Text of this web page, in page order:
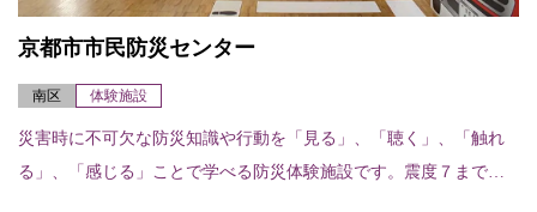
京都市市民防災センター
南区 体験施設
災害時に不可欠な防災知識や行動を「見る」、「聴く」、「触れ
る」、「感じる」ことで学べる防災体験施設です。震度７までの